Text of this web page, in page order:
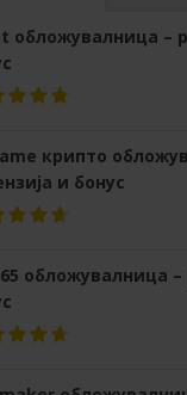
обложувалница –
крипто
и бонус
обложувалница –